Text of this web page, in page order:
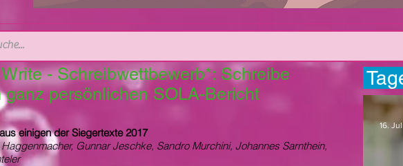
- Schreibwettbewerb*: Schreibe
ganz persönlichen SOLA-Bericht
einigen der Siegertexte 2017
Gunnar Jeschke, Sandro Murchini, Johannes Sarnthein,
16.